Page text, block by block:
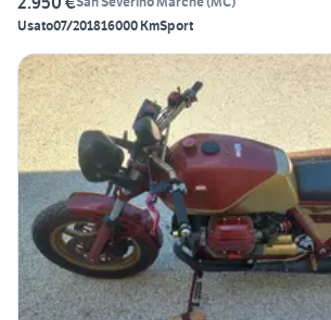
Usato07/201816000 KmSport